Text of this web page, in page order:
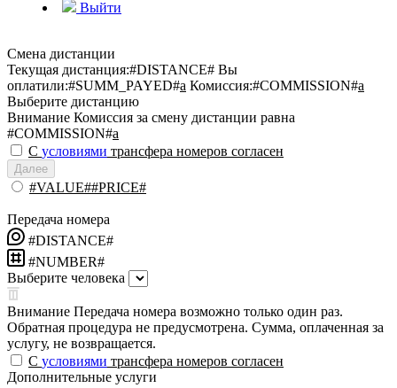
Выйти
Смена дистанции
Текущая дистанция:#DISTANCE# Вы
оплатили:#SUMM_PAYED#a Комиссия:#COMMISSION#a
Выберите дистанцию
Внимание Комиссия за смену дистанции равна
#COMMISSION#a
С условиями трансфера номеров согласен
Далее
#VALUE##PRICE#
Передача номера
#DISTANCE#
#NUMBER#
Выберите человека
Внимание Передача номера возможно только один раз.
Обратная процедура не предусмотрена. Сумма, оплаченная за
услугу, не возвращается.
С условиями трансфера номеров согласен
Дополнительные услуги